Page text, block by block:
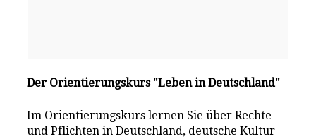
Der Orientierungskurs "Leben in Deutschland"
Im Orientierungskurs lernen Sie über Rechte
und Pflichten in Deutschland, deutsche Kultur